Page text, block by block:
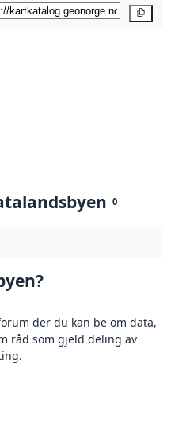
0
der du kan be om data,
råd som gjeld deling av